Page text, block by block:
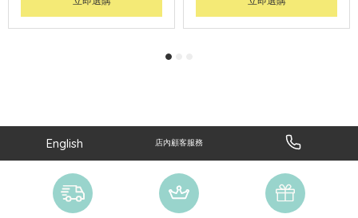
English 店內顧客服務